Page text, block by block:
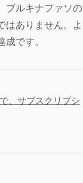
ブルキナファソの
はありません。よ
です。
、サブスクリプシ